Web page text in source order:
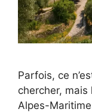
Parfois, ce
chercher,
Alpes-